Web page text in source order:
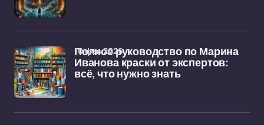
Полное руководство по Марина
Иванова краски от экспертов:
всё, что нужно знать
10 фев 2026